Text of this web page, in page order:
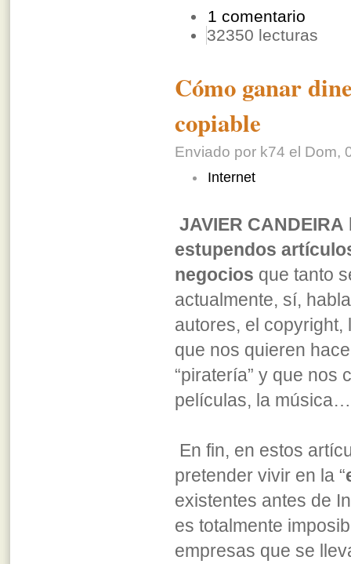
1 comentario
32350 lecturas
Cómo ganar
copiable
Enviado por k74 el Dom,
Internet
JAVIER CANDEIRA
estupendos
negocios que tanto
actualmente, sí,
autores, el copyright,
que nos quieren
“piratería” y que nos
películas, la música…
En fin, en estos
pretender vivir en la “
existentes antes de
es totalmente
empresas que se